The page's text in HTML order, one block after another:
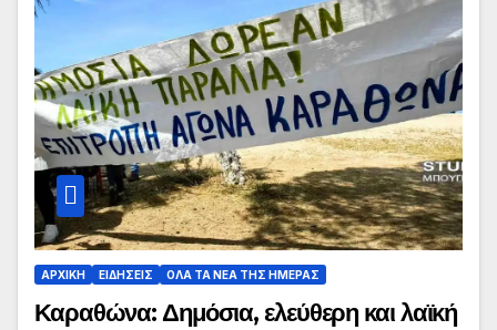
ΑΡΧΙΚΗ ΕΙΔΗΣΕΙΣ ΟΛΑ ΤΑ ΝΕΑ ΤΗΣ ΗΜΕΡΑΣ
Καραθώνα: Δημόσια, ελεύθερη και λαϊκή